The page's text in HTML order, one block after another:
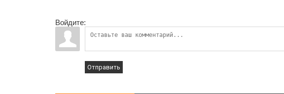
Войдите:
Отправить